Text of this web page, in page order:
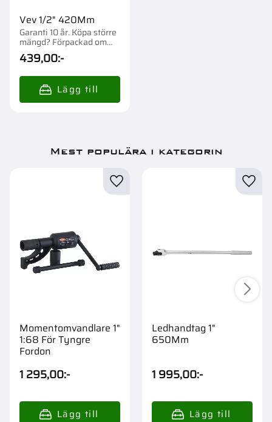
Vev 1/2" 420Mm
Garanti 10 år. Köpa större
mängd? Förpackad om
1/5/20 st.
439,00:-
Mest populära i kategorin
Momentomvandlare 1"
1:68 För Tyngre
Fordon
1 295,00:-
Ledhandtag 1"
650Mm
1 995,00:-